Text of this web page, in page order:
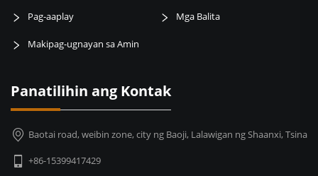
Pag-aaplay Mga Balita
Makipag-ugnayan sa Amin
Panatilihin ang Kontak
Baotai road, weibin zone, city ng Baoji, Lalawigan ng Shaanxi, Tsina
+86-15399417429